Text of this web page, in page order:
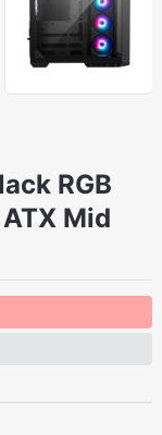
RGB
Mid